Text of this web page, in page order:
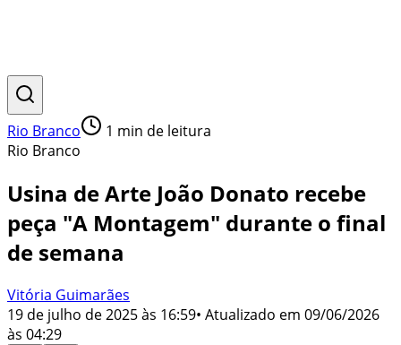
Rio Branco 1 min de leitura
Rio Branco
Usina de Arte João Donato recebe
peça "A Montagem" durante o final
de semana
Vitória Guimarães
19 de julho de 2025 às 16:59• Atualizado em 09/06/2026
às 04:29